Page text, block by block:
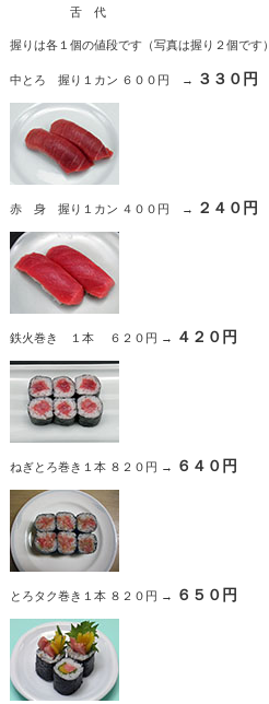
舌 代
握りは各１個の値段です（写真は握り２個です）
中とろ 握り１カン ６００円 → ３３０円
赤 身 握り１カン ４００円 → ２４０円
鉄火巻き １本 ６２０円 → ４２０円
ねぎとろ巻き１本 ８２０円 → ６４０円
とろタク巻き１本 ８２０円 → ６５０円